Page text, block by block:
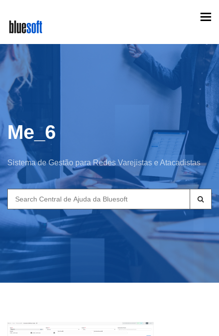
main
content
Me_6
Sistema de Gestão para Redes Varejistas e Atacadistas
Search
for: